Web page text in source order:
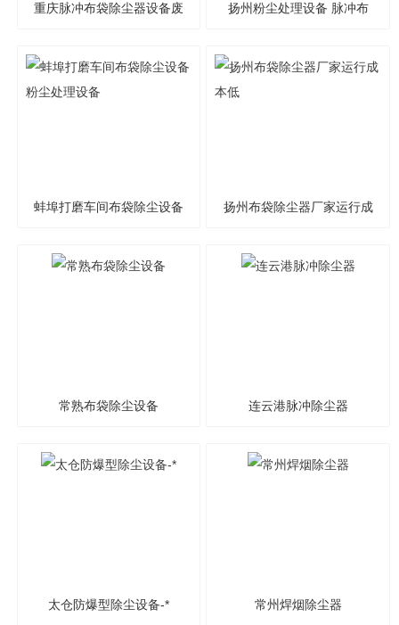
重庆脉冲布袋除尘器设备废 扬州粉尘处理设备 脉冲布
蚌埠打磨车间布袋除尘设备 扬州布袋除尘器厂家运行成
常熟布袋除尘设备 连云港脉冲除尘器
太仓防爆型除尘设备-* 常州焊烟除尘器